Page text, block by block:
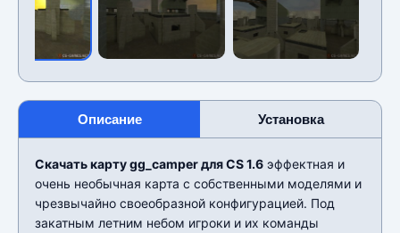
Описание Установка
Скачать карту gg_camper для CS 1.6 эффектная и
очень необычная карта с собственными моделями и
чрезвычайно своеобразной конфигурацией. Под
закатным летним небом игроки и их команды